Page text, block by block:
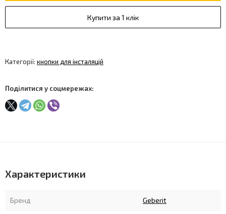
Купити за 1 клік
Категорії: кнопки для інсталяцій
Поділитися у соцмережах:
Характеристики
Бренд Geberit